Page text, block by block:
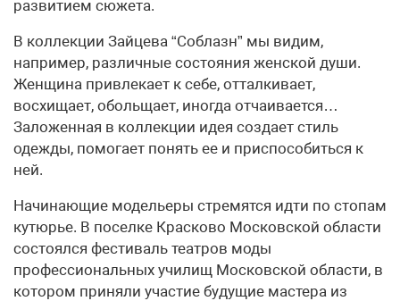
развитием сюжета.
В коллекции Зайцева “Соблазн” мы видим,
например, различные состояния женской души.
Женщина привлекает к себе, отталкивает,
восхищает, обольщает, иногда отчаивается…
Заложенная в коллекции идея создает стиль
одежды, помогает понять ее и приспособиться к
ней.
Начинающие модельеры стремятся идти по стопам
кутюрье. В поселке Красково Московской области
состоялся фестиваль театров моды
профессиональных училищ Московской области, в
котором приняли участие будущие мастера из